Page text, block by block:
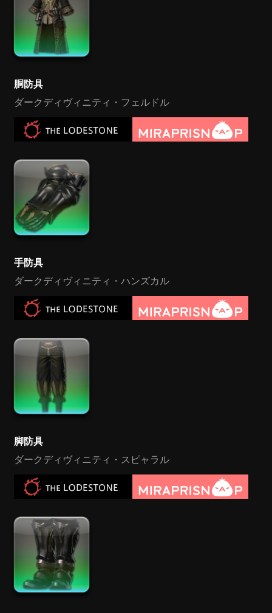
胴防具
ダークディヴィニティ・フェルドル
手防具
ダークディヴィニティ・ハンズカル
脚防具
ダークディヴィニティ・スピャラル